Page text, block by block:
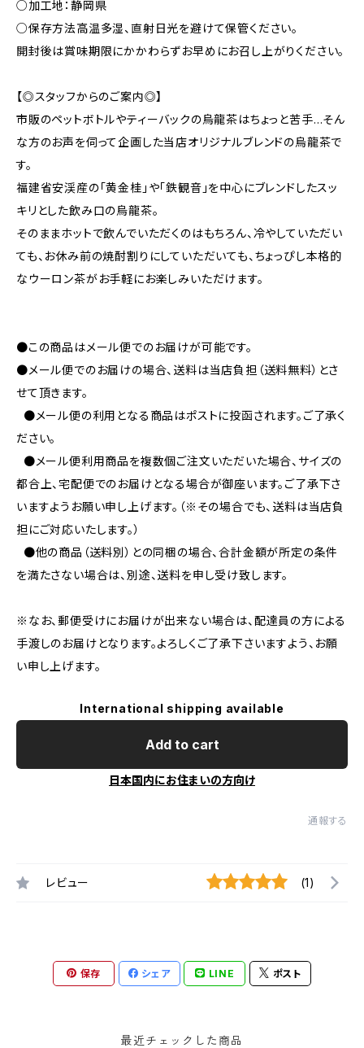
○加工地：静岡県
○保存方法高温多湿、直射日光を避けて保管ください。
開封後は賞味期限にかかわらずお早めにお召し上がりください。
【◎スタッフからのご案内◎】
市販のペットボトルやティーバックの烏龍茶はちょっと苦手…そん
な方のお声を伺って企画した当店オリジナルブレンドの烏龍茶で
す。
福建省安渓産の「黄金桂」や「鉄観音」を中心にブレンドしたスッ
キリとした飲み口の烏龍茶。
そのままホットで飲んでいただくのはもちろん、冷やしていただい
ても、お休み前の焼酎割りにしていただいても、ちょっぴし本格的
なウーロン茶がお手軽にお楽しみいただけます。
●この商品はメール便でのお届けが可能です。
●メール便でのお届けの場合、送料は当店負担（送料無料）とさ
せて頂きます。
●メール便の利用となる商品はポストに投函されます。ご了承く
ださい。
●メール便利用商品を複数個ご注文いただいた場合、サイズの
都合上、宅配便でのお届けとなる場合が御座います。ご了承下さ
いますようお願い申し上げます。（※その場合でも、送料は当店負
担にご対応いたします。）
●他の商品（送料別）との同梱の場合、合計金額が所定の条件
を満たさない場合は、別途、送料を申し受け致します。
※なお、郵便受けにお届けが出来ない場合は、配達員の方による
手渡しのお届けとなります。よろしくご了承下さいますよう、お願
い申し上げます。
International shipping available
Add to cart
日本国内にお住まいの方向け
通報する
レビュー (1)
保存 シェア LINE ポスト
最近チェックした商品